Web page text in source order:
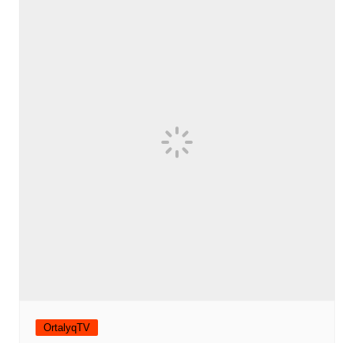
OrtalyqTV